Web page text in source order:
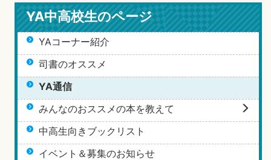
YA中高校生のページ
YAコーナー紹介
司書のオススメ
YA通信
みんなのおススメの本を教えて
中高生向きブックリスト
イベント＆募集のお知らせ